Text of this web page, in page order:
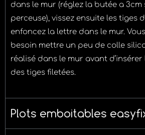
dans le mur (réglez la butée a 3cm
perceuse), vissez ensuite les tiges
enfoncez la lettre dans le mur.
besoin mettre un peu de colle
réalisé dans le mur avant
des tiges filetées.
Plots emboitables